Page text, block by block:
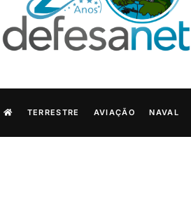
TERRESTRE AVIAÇÃO NAVAL